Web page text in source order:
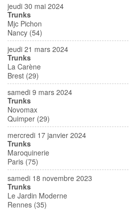
jeudi 30 mai 2024
Trunks
Mjc Pichon
Nancy (54)
jeudi 21 mars 2024
Trunks
La Carène
Brest (29)
samedi 9 mars 2024
Trunks
Novomax
Quimper (29)
mercredi 17 janvier 2024
Trunks
Maroquinerie
Paris (75)
samedi 18 novembre 2023
Trunks
Le Jardin Moderne
Rennes (35)